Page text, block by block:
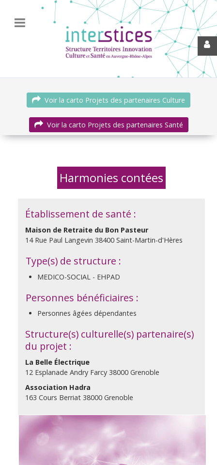
Voir la carto Projets des partenaires Culture
Voir la carto Projets des partenaires Santé
Harmonies contées
Établissement de santé :
Maison de Retraite du Bon Pasteur
14 Rue Paul Langevin 38400 Saint-Martin-d'Hères
Type(s) de structure :
MEDICO-SOCIAL - EHPAD
Personnes bénéficiaires :
Personnes âgées dépendantes
Structure(s) culturelle(s) partenaire(s)
du projet :
La Belle Électrique
12 Esplanade Andry Farcy 38000 Grenoble
Association Hadra
163 Cours Berriat 38000 Grenoble